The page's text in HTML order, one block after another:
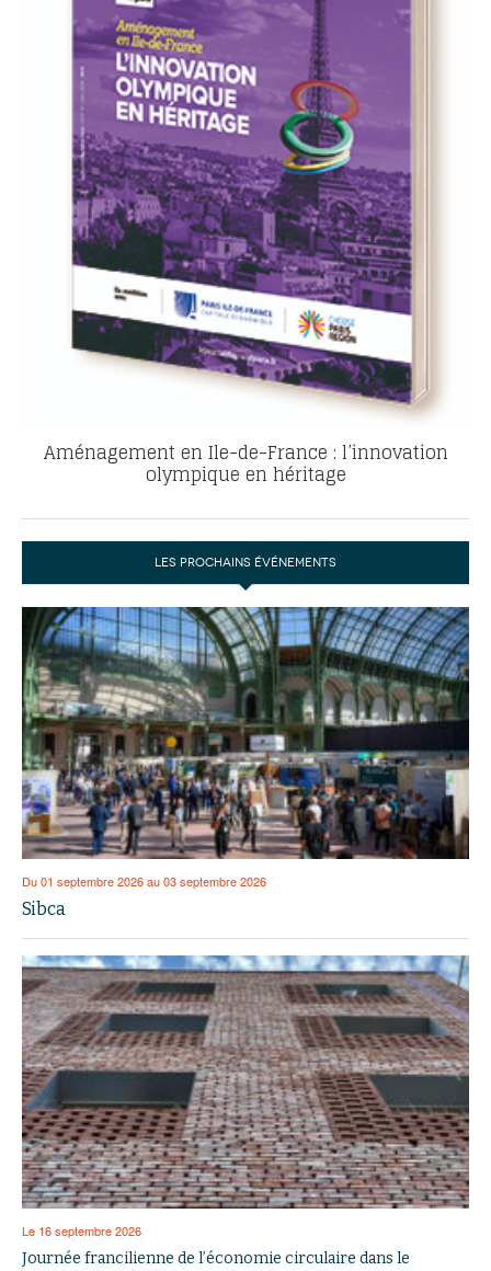
Aménagement en Ile-de-France : l’innovation
olympique en héritage
LES PROCHAINS ÉVÉNEMENTS
Du 01 septembre 2026 au 03 septembre 2026
Sibca
Le 16 septembre 2026
Journée francilienne de l’économie circulaire dans le